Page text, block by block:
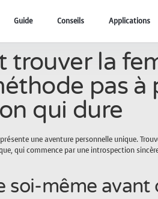
Guide Conseils Applications
trouver la
pas à
qui dure
une aventure personnelle unique.
qui commence par une introspection
soi-même avant